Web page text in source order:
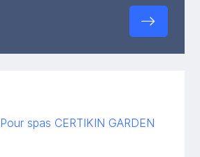
Pour spas CERTIKIN GARDEN